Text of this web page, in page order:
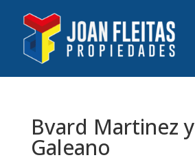
Bvard Martinez y
Galeano